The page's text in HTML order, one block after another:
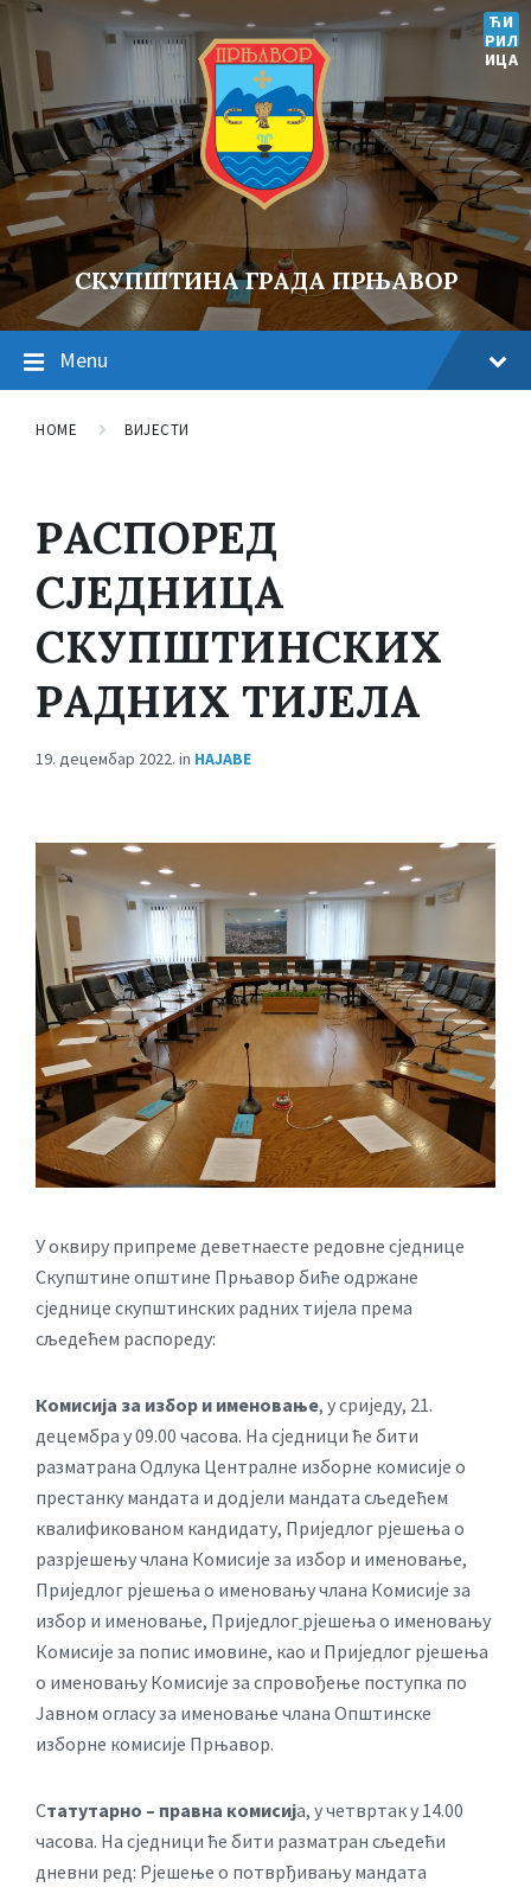
ЋИ
РИЛ
ИЦА
СКУПШТИНА ГРАДА ПРЊАВОР
Menu
HOME ВИЈЕСТИ
РАСПОРЕД
СЈЕДНИЦА
СКУПШТИНСКИХ
РАДНИХ ТИЈЕЛА
19. децембар 2022. in НАЈАВЕ
У оквиру припреме деветнаесте редовне сједнице
Скупштине општине Прњавор биће одржане
сједнице скупштинских радних тијела према
сљедећем распореду:
Комисија за избор и именовање, у сриједу, 21.
децембра у 09.00 часова. На сједници ће бити
разматрана Одлука Централне изборне комисије о
престанку мандата и додјели мандата сљедећем
квалификованом кандидату, Приједлог рјешења о
разрјешењу члана Комисије за избор и именовање,
Приједлог рјешења о именовању члана Комисије за
избор и именовање, Приједлог рјешења о именовању
Комисије за попис имовине, као и Приједлог рјешења
о именовању Комисије за спровођење поступка по
Јавном огласу за именовање члана Општинске
изборне комисије Прњавор.
Статутарно – правна комисија, у четвртак у 14.00
часова. На сједници ће бити разматран сљедећи
дневни ред: Рјешење о потврђивању мандата